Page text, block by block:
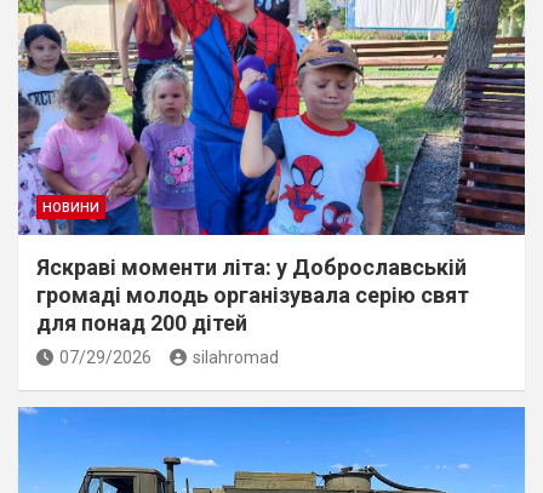
НОВИНИ
Яскраві моменти літа: у Доброславській
громаді молодь організувала серію свят
для понад 200 дітей
07/29/2026 silahromad